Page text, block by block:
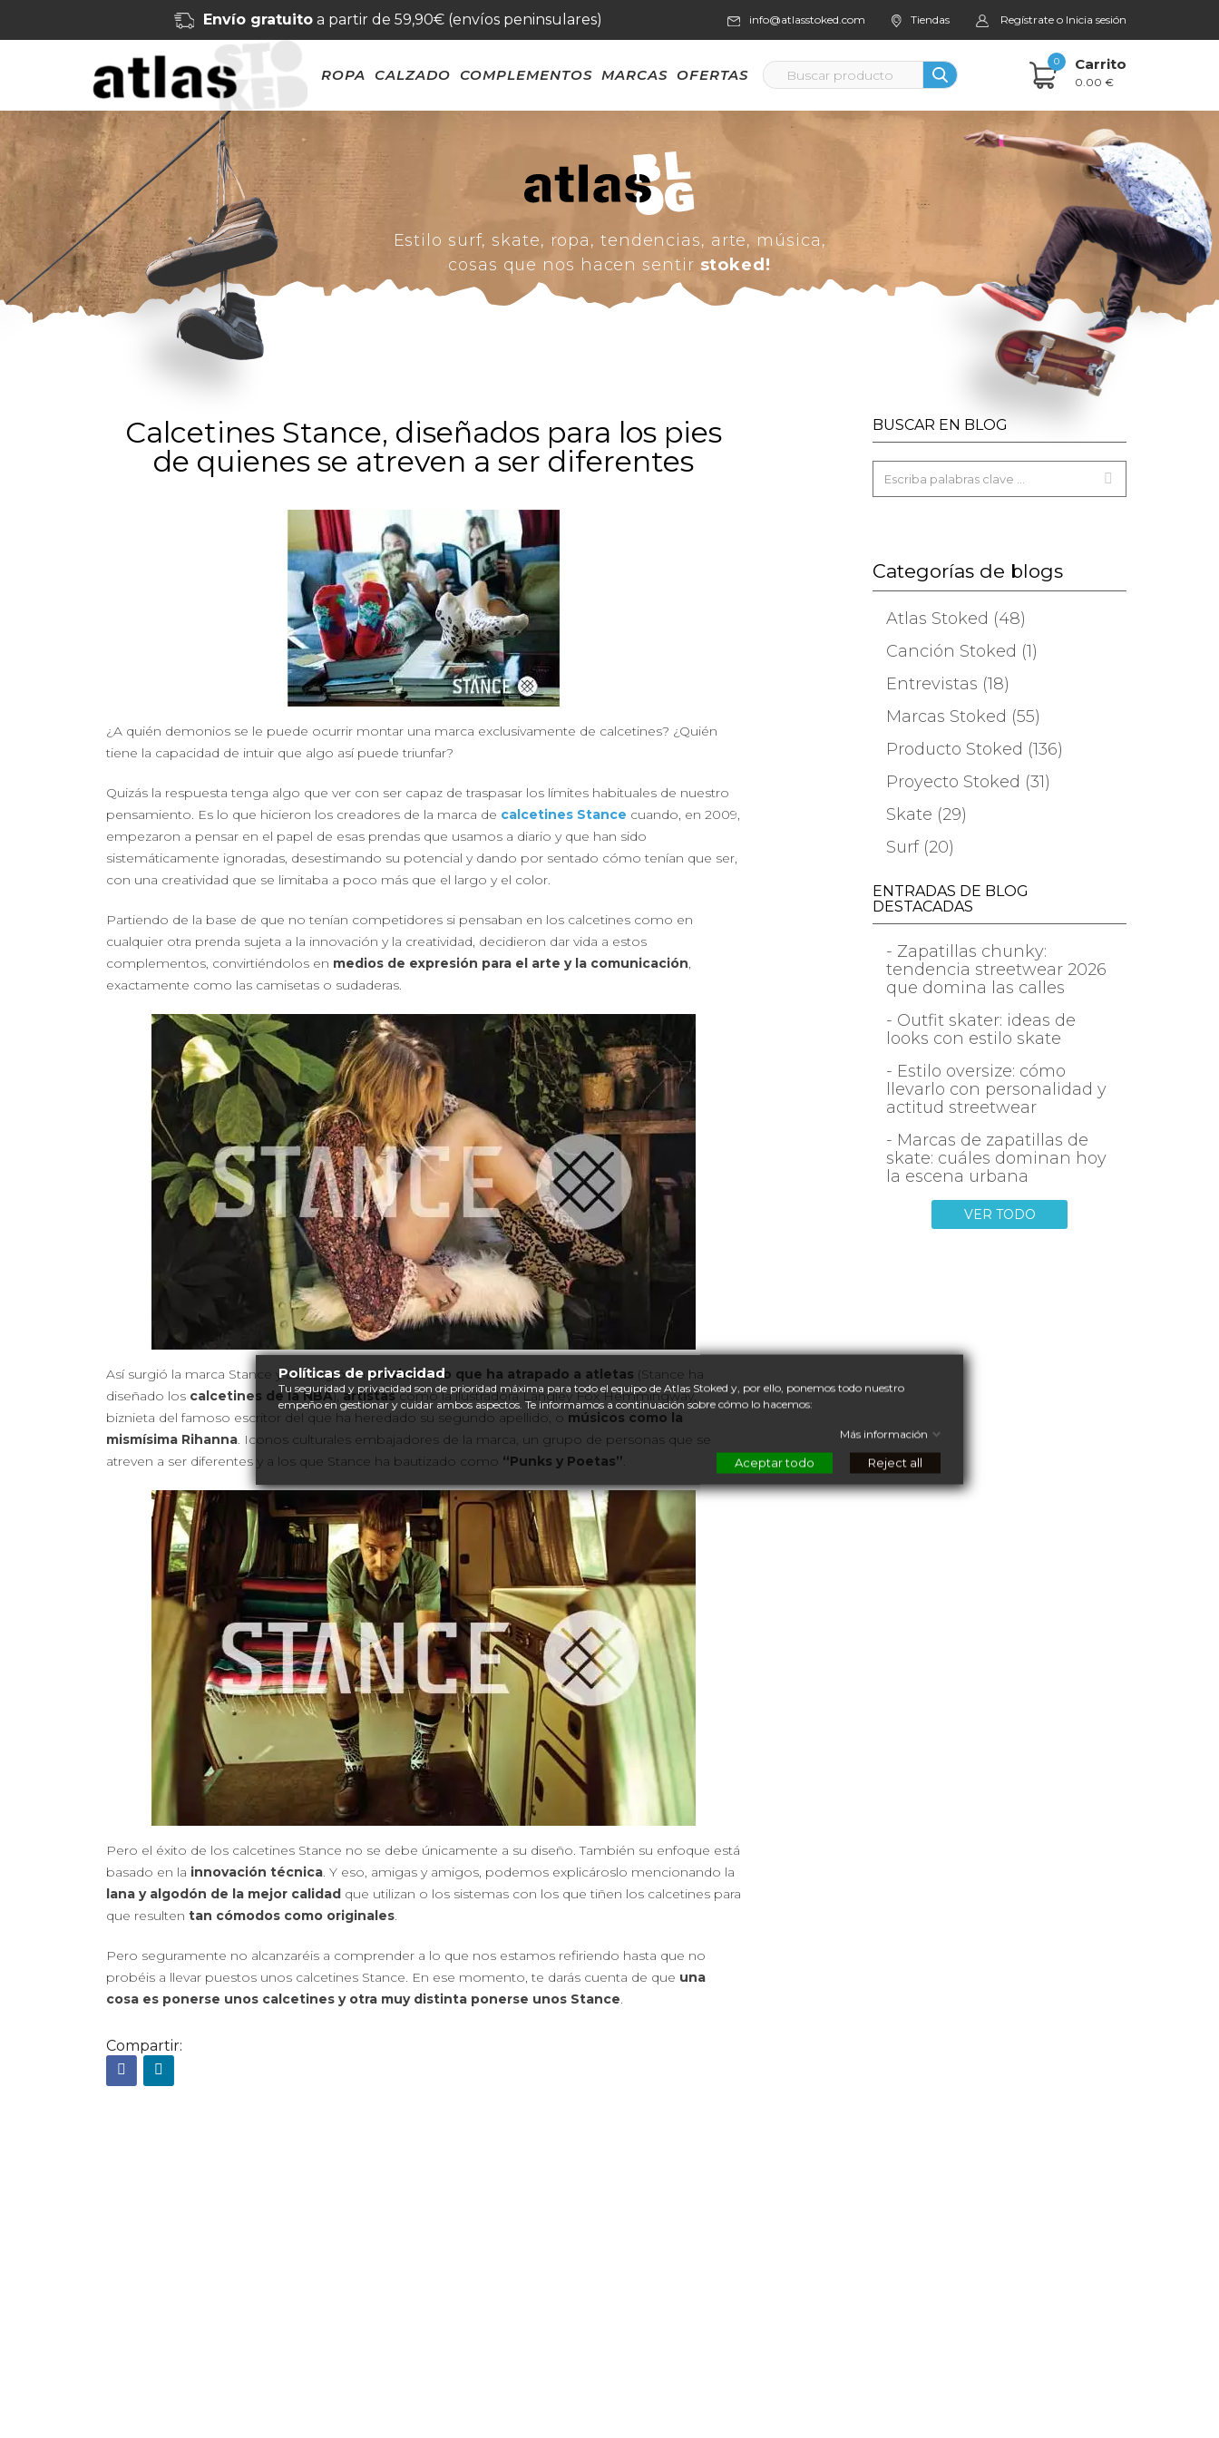
Envío gratuitoa partir de 59,90€ (envíos peninsulares) info@atlasstoked.com Tiendas Regístrate o Inicia sesión
ROPA CALZADO COMPLEMENTOS MARCAS OFERTAS
0 Carrito
0.00 €
Estilo surf, skate, ropa, tendencias, arte, música,
cosas que nos hacen sentir stoked!
Calcetines Stance, diseñados para los pies
de quienes se atreven a ser diferentes
¿A quién demonios se le puede ocurrir montar una marca exclusivamente de calcetines? ¿Quién
tiene la capacidad de intuir que algo así puede triunfar?
Quizás la respuesta tenga algo que ver con ser capaz de traspasar los límites habituales de nuestro
pensamiento. Es lo que hicieron los creadores de la marca de calcetines Stance cuando, en 2009,
empezaron a pensar en el papel de esas prendas que usamos a diario y que han sido
sistemáticamente ignoradas, desestimando su potencial y dando por sentado cómo tenían que ser,
con una creatividad que se limitaba a poco más que el largo y el color.
Partiendo de la base de que no tenían competidores si pensaban en los calcetines como en
cualquier otra prenda sujeta a la innovación y la creatividad, decidieron dar vida a estos
complementos, convirtiéndolos en medios de expresión para el arte y la comunicación,
exactamente como las camisetas o sudaderas.
Así surgió la marca Stance y así surgió unmovimiento que ha atrapado a atletas (Stance ha
diseñado los calcetines de la NBA),artistascomo la ilustradora Langley Fox Hemmingway,
biznieta del famoso escritor del que ha heredado su segundo apellido, o músicos como la
mismísima Rihanna. Iconos culturales embajadores de la marca, un grupo de personas que se
atreven a ser diferentes y a los que Stance ha bautizado como “Punks y Poetas”.
Pero el éxito de los calcetines Stance no se debe únicamente a su diseño. También su enfoque está
basado en la innovación técnica. Y eso, amigas y amigos, podemos explicároslo mencionando la
lana y algodón de la mejor calidad que utilizan o los sistemas con los que tiñen los calcetines para
que resulten tan cómodos como originales.
Pero seguramente no alcanzaréis a comprender a lo que nos estamos refiriendo hasta que no
probéis a llevar puestos unos calcetines Stance. En ese momento, te darás cuenta de que una
cosa es ponerse unos calcetines y otra muy distinta ponerse unos Stance.
Compartir:
BUSCAR EN BLOG
Categorías de blogs
Atlas Stoked (48)
Canción Stoked (1)
Entrevistas (18)
Marcas Stoked (55)
Producto Stoked (136)
Proyecto Stoked (31)
Skate (29)
Surf (20)
ENTRADAS DE BLOG
DESTACADAS
- Zapatillas chunky:
tendencia streetwear 2026
que domina las calles
- Outfit skater: ideas de
looks con estilo skate
- Estilo oversize: cómo
llevarlo con personalidad y
actitud streetwear
- Marcas de zapatillas de
skate: cuáles dominan hoy
la escena urbana
VER TODO
Políticas de privacidad
Tu seguridad y privacidad son de prioridad máxima para todo el equipo de Atlas Stoked y, por ello, ponemos todo nuestro
empeño en gestionar y cuidar ambos aspectos. Te informamos a continuación sobre cómo lo hacemos:
Más información
Aceptar todo Reject all